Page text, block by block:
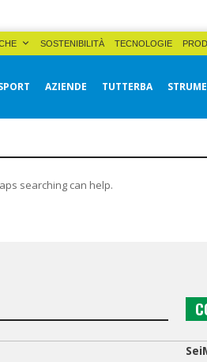
SOSTENIBILITÀ TECNOLOGIE
AZIENDE TUTTERBA
searching can help.